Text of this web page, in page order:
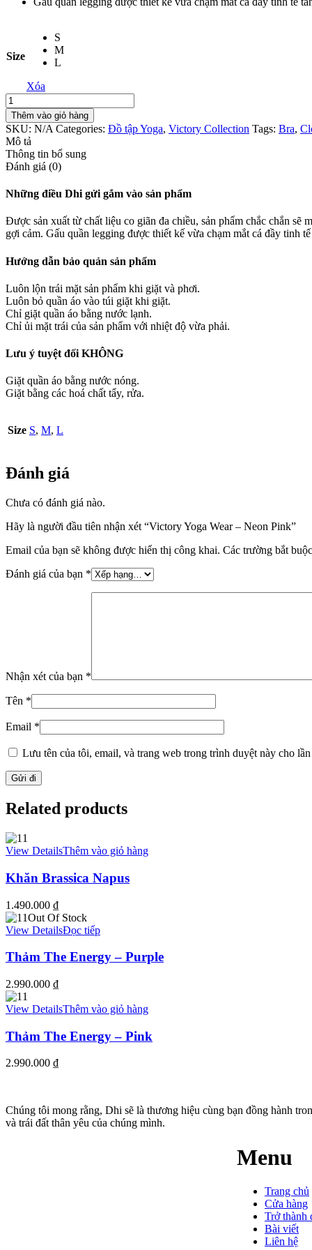
Size
S
M
L
Xóa
Victory
Yoga
Wear
-
Neon
Pink
số
Thêm vào giỏ hàng
SKU: N/A Categories: Đồ tập Yoga, Victory Collection Tags: Bra,
Mô tả
Thông tin bổ sung
Đánh giá (0)
Những điều Dhi gửi gắm vào sản phẩm
Được sản xuất từ chất liệu co giãn đa chiều, sản phẩm chắc chắn
gợi cảm. Gấu quần legging được thiết kế vừa chạm mắt cá đầy tinh
Hướng dẫn bảo quản sản phẩm
Luôn lộn trái mặt sản phẩm khi giặt và phơi.
Luôn bỏ quần áo vào túi giặt khi giặt.
Chỉ giặt quần áo bằng nước lạnh.
Chỉ ủi mặt trái của sản phẩm với nhiệt độ vừa phải.
Lưu ý tuyệt đối KHÔNG
Giặt quần áo bằng nước nóng.
Giặt bằng các hoá chất tẩy, rửa.
Size S, M, L
Đánh giá
Chưa có đánh giá nào.
Hãy là người đầu tiên nhận xét “Victory Yoga Wear – Neon Pink”
Email của bạn sẽ không được hiển thị công khai. Các trường bắt
Đánh giá của bạn *
Nhận xét của bạn *
Tên *
Email *
Lưu tên của tôi, email, và trang web trong trình duyệt này cho
Related products
View DetailsThêm vào giỏ hàng
Khăn Brassica Napus
1.490.000 ₫
Out Of Stock
View DetailsĐọc tiếp
Thảm The Energy – Purple
2.990.000 ₫
View DetailsThêm vào giỏ hàng
Thảm The Energy – Pink
2.990.000 ₫
Chúng tôi mong rằng, Dhi sẽ là thương hiệu cùng bạn đồng hành
và trái đất thân yêu của chúng mình.
Menu
Trang chủ
Cửa hàng
Trở thành
Bài viết
Liên hệ